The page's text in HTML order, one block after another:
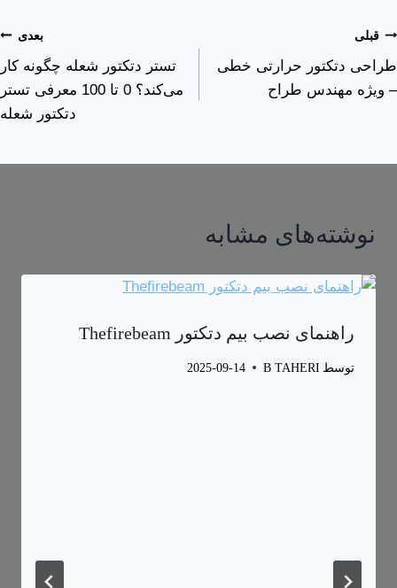
قبلی
طراحی دتکتور حرارتی خطی
– ویژه مهندس طراح
بعدی
تستر دتکتور شعله چگونه کار
می‌کند؟ 0 تا 100 معرفی تستر
دتکتور شعله
نوشته‌های مشابه
راهنمای نصب بیم دتکتور Thefirebeam
توسط B TAHERI
2025-09-14